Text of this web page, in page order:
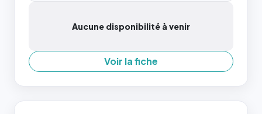
Aucune disponibilité à venir
Voir la fiche